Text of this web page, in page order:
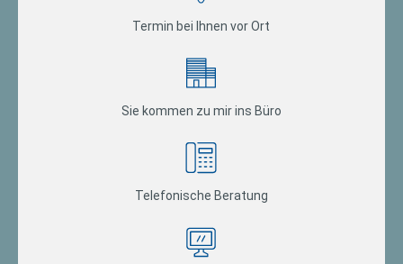
Termin bei Ihnen vor Ort
Sie kommen zu mir ins Büro
Telefonische Beratung